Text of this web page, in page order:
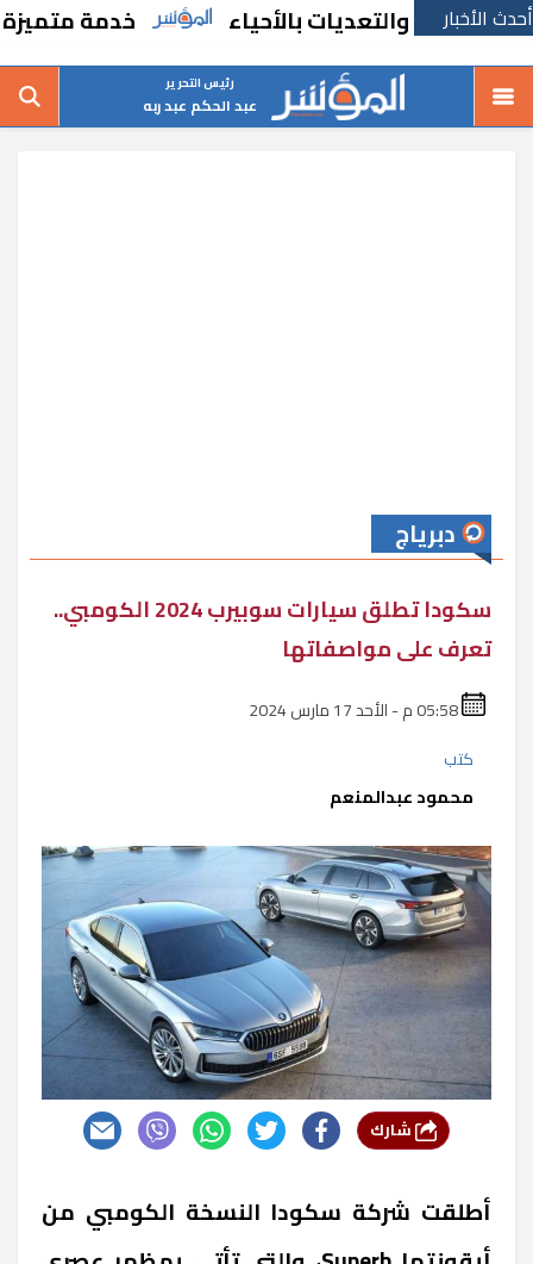
أحدث الأخباروالتعديات بالأحياء خدمة متميزة
رئيس التحرير
عبد الحكم عبد ربه
دبرياج
سكودا تطلق سيارات سوبيرب 2024 الكومبي..
تعرف على مواصفاتها
كتب
محمود عبدالمنعم
أطلقت شركة سكودا النسخة الكومبي من